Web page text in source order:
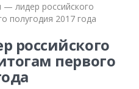
— лидер российского
полугодия 2017 года
российского
первого